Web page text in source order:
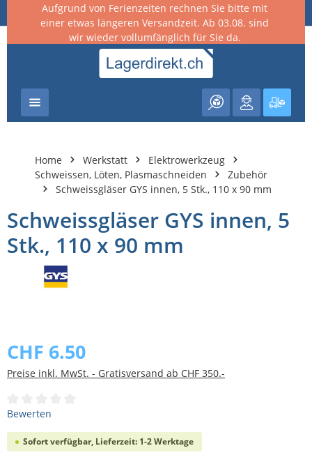
springen
Aufgrund von Ferienzeiten rechnen Sie bitte mit
einer etwas längeren Versandzeit. Ab 03.08. sind
wir wieder vollumfänglich für Sie da.
Home Werkstatt
Elektrowerkzeug
Schweissen, Löten, Plasmaschneiden
Zubehör
Schweissgläser GYS innen, 5 Stk., 110 x 90 mm
Schweissgläser GYS innen, 5
Stk., 110 x 90 mm
CHF 6.50
Preise inkl. MwSt. - Gratisversand ab CHF 350.-
Durchschnittliche Bewertung von 0 von 5 Sternen
Bewerten
Sofort verfügbar, Lieferzeit: 1-2 Werktage